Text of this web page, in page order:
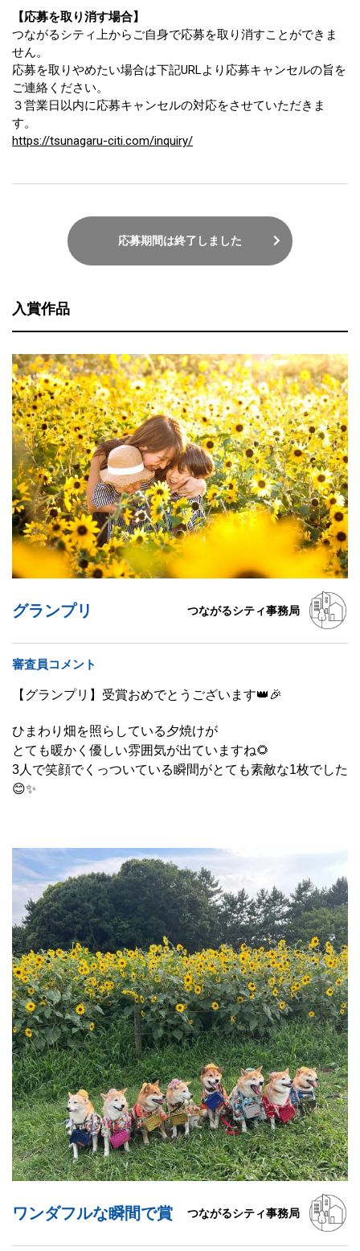
【応募を取り消す場合】
つながるシティ上からご自身で応募を取り消すことができま
せん。
応募を取りやめたい場合は下記URLより応募キャンセルの旨を
ご連絡ください。
３営業日以内に応募キャンセルの対応をさせていただきま
す。
https://tsunagaru-citi.com/inquiry/
応募期間は終了しました
入賞作品
グランプリ つながるシティ事務局
審査員コメント
【グランプリ】受賞おめでとうございます👑🎉
ひまわり畑を照らしている夕焼けが
とても暖かく優しい雰囲気が出ていますね🌻
3人で笑顔でくっついている瞬間がとても素敵な1枚でした
😊✨
ワンダフルな瞬間で賞 つながるシティ事務局